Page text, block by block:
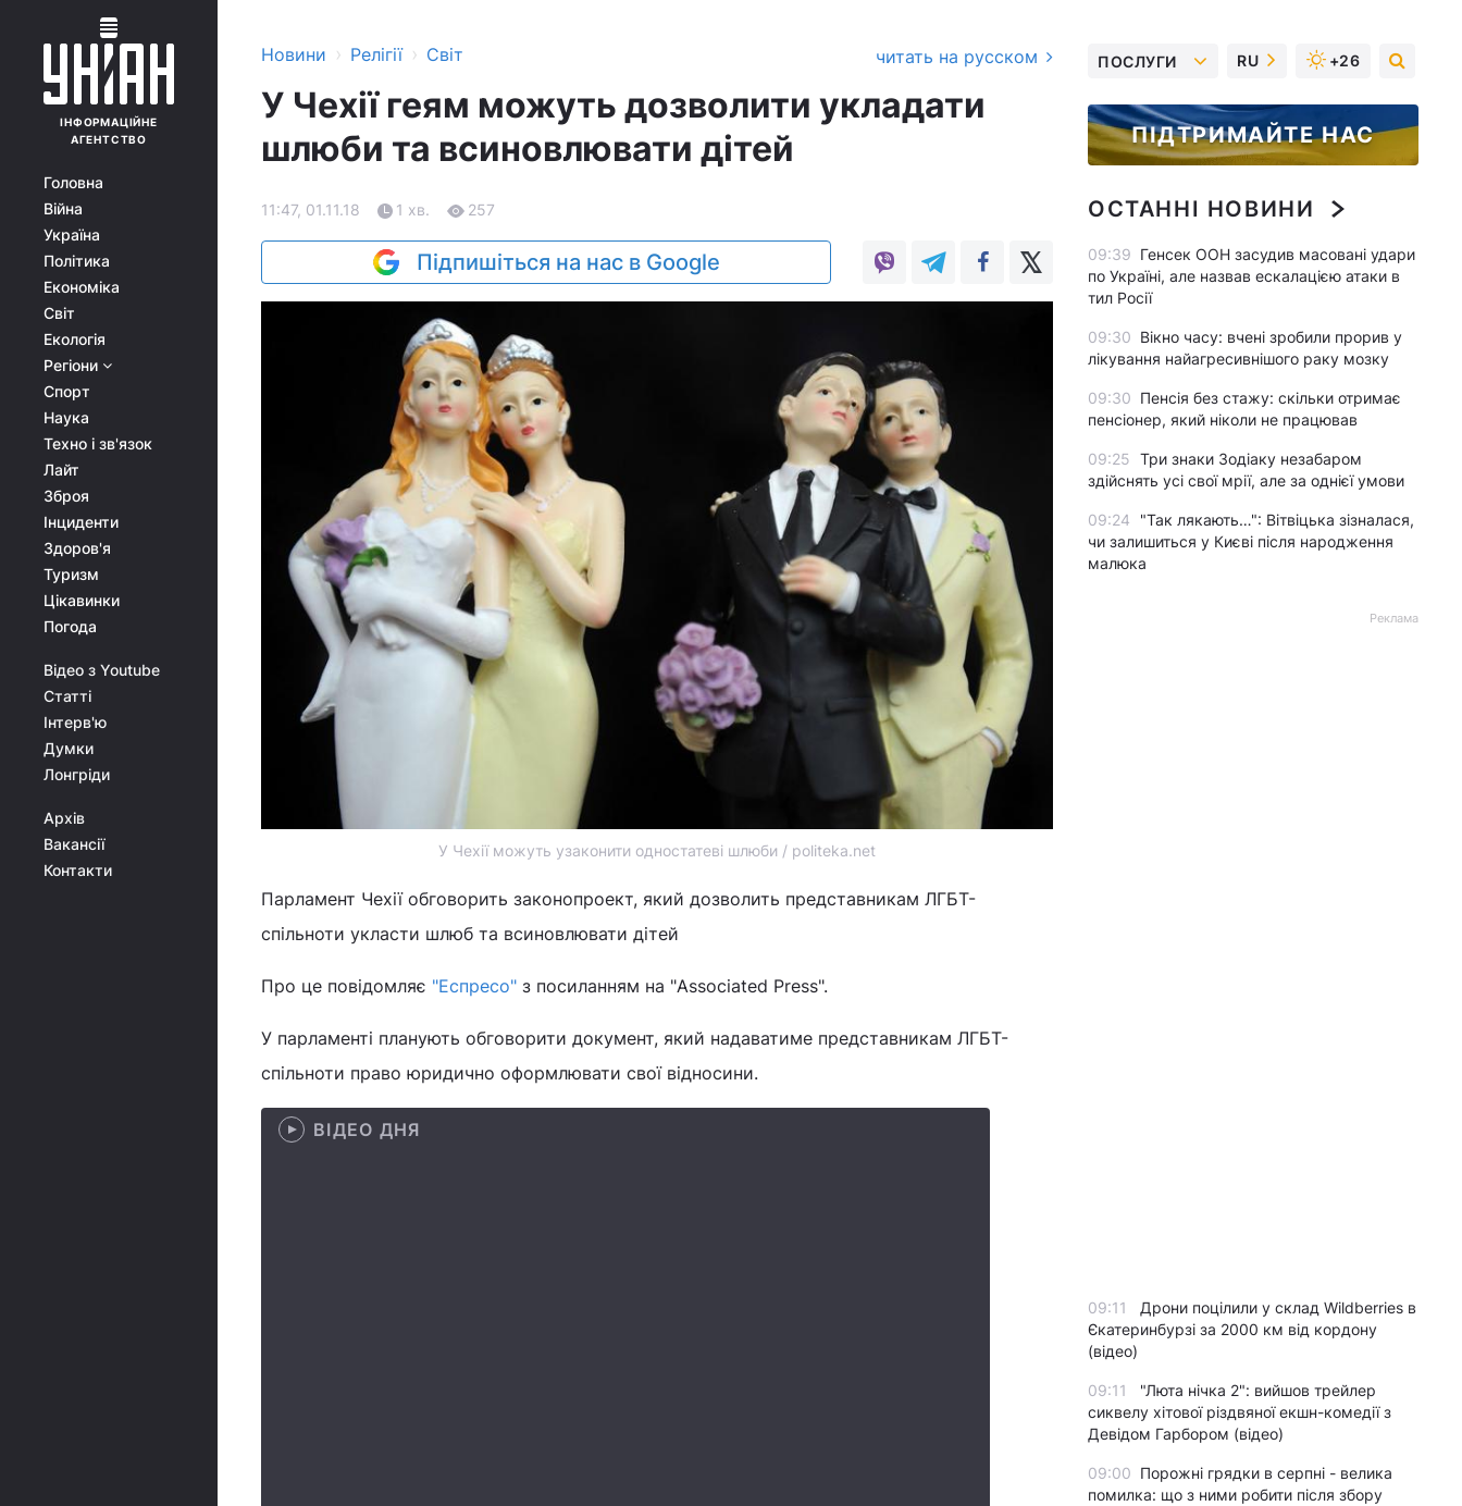
ІНФОРМАЦІЙНЕ
АГЕНТСТВО
Головна
Війна
Україна
Політика
Економіка
Світ
Екологія
Регіони
Спорт
Наука
Техно і зв'язок
Лайт
Зброя
Інциденти
Здоров'я
Туризм
Цікавинки
Погода
Відео з Youtube
Статті
Інтерв'ю
Думки
Лонгріди
Архів
Вакансії
Контакти
Новини › Релігії › Світ читать на русском
У Чехії геям можуть дозволити укладати
шлюби та всиновлювати дітей
11:47, 01.11.18 1 хв. 257
Підпишіться на нас в Google
У Чехії можуть узаконити одностатеві шлюби / politeka.net
Парламент Чехії обговорить законопроект, який дозволить представникам ЛГБТ-
спільноти укласти шлюб та всиновлювати дітей
Про це повідомляє "Еспресо" з посиланням на "Associated Press".
У парламенті планують обговорити документ, який надаватиме представникам ЛГБТ-
спільноти право юридично оформлювати свої відносини.
ВІДЕО ДНЯ
ПОСЛУГИ RU +26
ПІДТРИМАЙТЕ НАС
ОСТАННІ НОВИНИ
09:39 Генсек ООН засудив масовані удари
по Україні, але назвав ескалацією атаки в
тил Росії
09:30 Вікно часу: вчені зробили прорив у
лікування найагресивнішого раку мозку
09:30 Пенсія без стажу: скільки отримає
пенсіонер, який ніколи не працював
09:25 Три знаки Зодіаку незабаром
здійснять усі свої мрії, але за однієї умови
09:24
"Так лякають…": Вітвіцька зізналася,
чи залишиться у Києві після народження
малюка
Реклама
09:11
Дрони поцілили у склад Wildberries в
Єкатеринбурзі за 2000 км від кордону
(відео)
09:11
"Люта нічка 2": вийшов трейлер
сиквелу хітової різдвяної екшн-комедії з
Девідом Гарбором (відео)
09:00 Порожні грядки в серпні - велика
помилка: що з ними робити після збору